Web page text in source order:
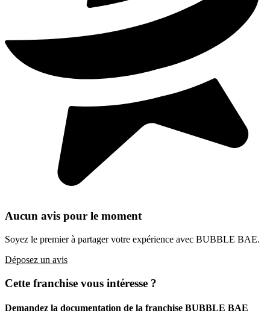
Aucun avis pour le moment
Soyez le premier à partager votre expérience avec BUBBLE BAE.
Déposez un avis
Cette franchise vous intéresse ?
Demandez la documentation de la franchise BUBBLE BAE